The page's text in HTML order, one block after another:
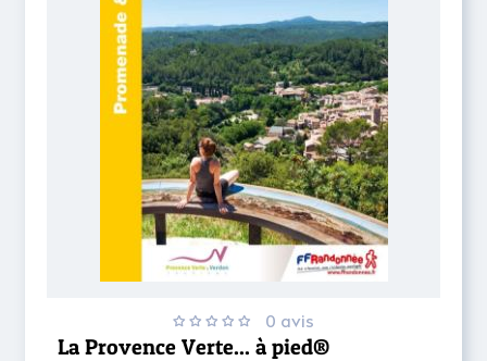
0 avis
La Provence Verte... à pied®